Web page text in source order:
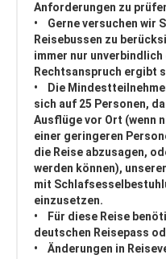
Anforderungen zu
• Gerne versuchen wir
Reisebussen zu
immer nur
Rechtsanspruch ergibt
• Die
sich auf 25 Personen,
Ausflüge vor Ort (wenn
einer geringeren
die Reise abzusagen,
werden können),
mit
einzusetzen.
• Für diese Reise
deutschen Reisepass
• Änderungen in